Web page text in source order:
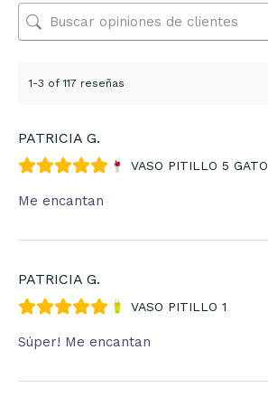
1-3 of 117 reseñas
PATRICIA G.
VASO PITILLO 5 GATO
Me encantan
PATRICIA G.
VASO PITILLO 1
Súper! Me encantan